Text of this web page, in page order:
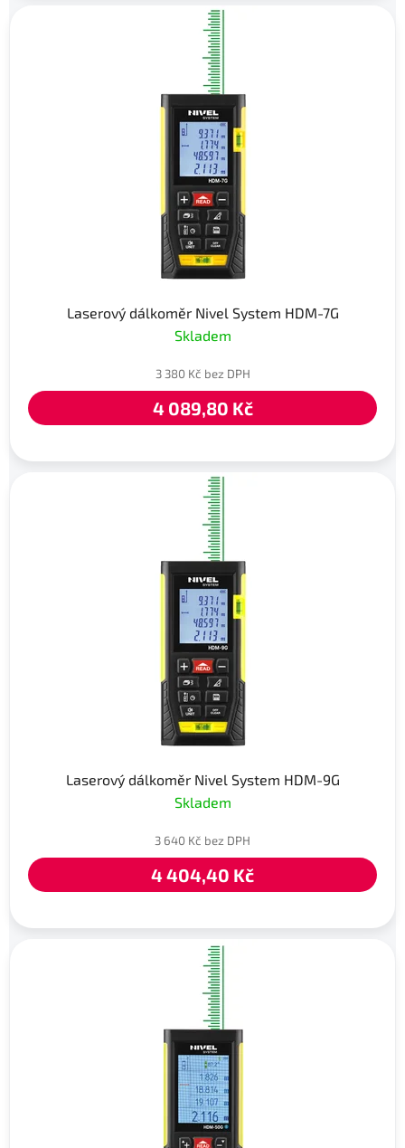
Laserový dálkoměr Nivel System HDM-7G
Skladem
3 380 Kč bez DPH
4 089,80 Kč
Laserový dálkoměr Nivel System HDM-9G
Skladem
3 640 Kč bez DPH
4 404,40 Kč